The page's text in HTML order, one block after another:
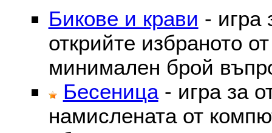
Бикове и крави - игра
открийте избраното
минимален брой
Бесеница- игра за
намислената от